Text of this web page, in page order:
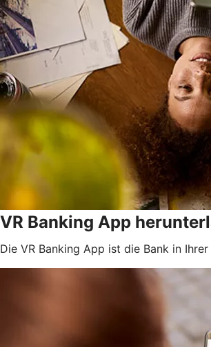
VR Banking App
Die VR Banking App ist die Bank in Ihrer